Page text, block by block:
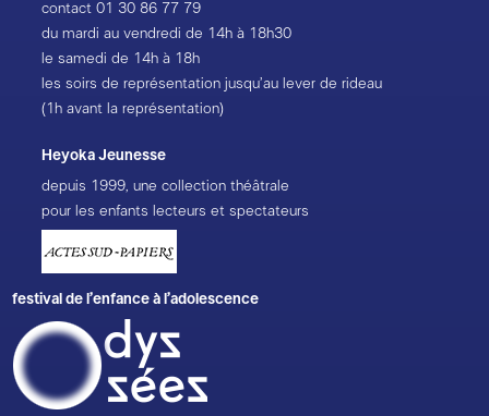
contact01 30 86 77 79
du mardi au vendredi de 14h à 18h30
le samedi de 14h à 18h
les soirs de représentation jusqu’au lever de rideau
(1h avant la représentation)
Heyoka Jeunesse
depuis 1999, une collection théâtrale
pour les enfants lecteurs et spectateurs
festival de l’enfance à l’adolescence